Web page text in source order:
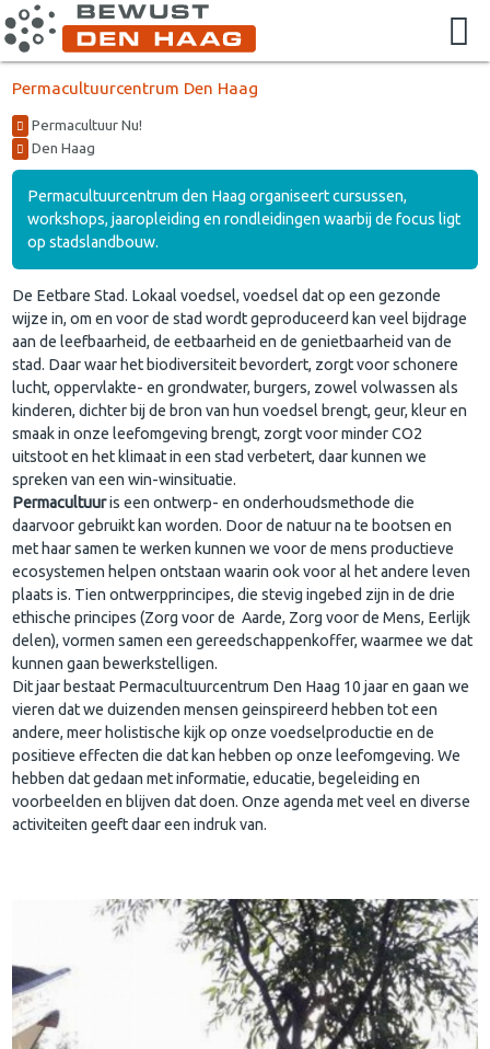
Permacultuurcentrum Den Haag
Permacultuur Nu!
Den Haag
Permacultuurcentrum den Haag organiseert cursussen,
workshops, jaaropleiding en rondleidingen waarbij de focus ligt
op stadslandbouw.
De Eetbare Stad. Lokaal voedsel, voedsel dat op een gezonde
wijze in, om en voor de stad wordt geproduceerd kan veel bijdrage
aan de leefbaarheid, de eetbaarheid en de genietbaarheid van de
stad. Daar waar het biodiversiteit bevordert, zorgt voor schonere
lucht, oppervlakte- en grondwater, burgers, zowel volwassen als
kinderen, dichter bij de bron van hun voedsel brengt, geur, kleur en
smaak in onze leefomgeving brengt, zorgt voor minder CO2
uitstoot en het klimaat in een stad verbetert, daar kunnen we
spreken van een win-winsituatie.
Permacultuuris een ontwerp- en onderhoudsmethode die
daarvoor gebruikt kan worden. Door de natuur na te bootsen en
met haar samen te werken kunnen we voor de mens productieve
ecosystemen helpen ontstaan waarin ook voor al het andere leven
plaats is. Tien ontwerpprincipes, die stevig ingebed zijn in de drie
ethische principes (Zorg voor de Aarde, Zorg voor de Mens, Eerlijk
delen), vormen samen een gereedschappenkoffer, waarmee we dat
kunnen gaan bewerkstelligen.
Dit jaar bestaat Permacultuurcentrum Den Haag 10 jaar en gaan we
vieren dat we duizenden mensen geinspireerd hebben tot een
andere, meer holistische kijk op onze voedselproductie en de
positieve effecten die dat kan hebben op onze leefomgeving. We
hebben dat gedaan met informatie, educatie, begeleiding en
voorbeelden en blijven dat doen. Onze agenda met veel en diverse
activiteiten geeft daar een indruk van.